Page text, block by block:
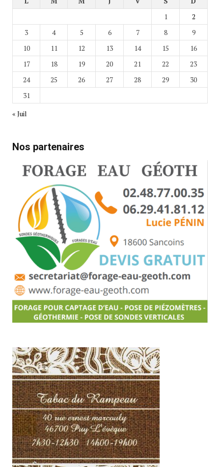
1
2
3
4 5 6 7 8
9
10
11 12 13 14 15
16
17
18 19 20 21 22
23
24
25 26 27 28 29
30
31
« Juil
Nos partenaires